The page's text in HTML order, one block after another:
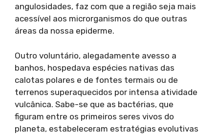
angulosidades, faz com que a região seja mais
acessível aos microrganismos do que outras
áreas da nossa epiderme.
Outro voluntário, alegadamente avesso a
banhos, hospedava espécies nativas das
calotas polares e de fontes termais ou de
terrenos superaquecidos por intensa atividade
vulcânica. Sabe-se que as bactérias, que
figuram entre os primeiros seres vivos do
planeta, estabeleceram estratégias evolutivas